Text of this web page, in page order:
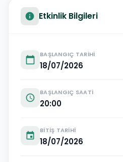
info Etkinlik Bilgileri
calendar_today
BAŞLANGIÇ TARIHI
18/07/2026
schedule
BAŞLANGIÇ SAATI
20:00
event
BITIŞ TARIHI
18/07/2026